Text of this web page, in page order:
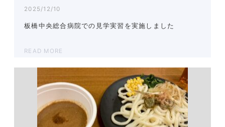
2025/12/10
板橋中央総合病院での見学実習を実施しました
READ MORE